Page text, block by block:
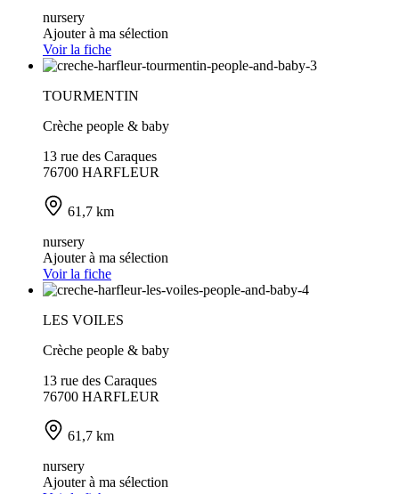
nursery
Ajouter à ma sélection
Voir la fiche
TOURMENTIN
Crèche people & baby
13 rue des Caraques
76700 HARFLEUR
61,7 km
nursery
Ajouter à ma sélection
Voir la fiche
LES VOILES
Crèche people & baby
13 rue des Caraques
76700 HARFLEUR
61,7 km
nursery
Ajouter à ma sélection